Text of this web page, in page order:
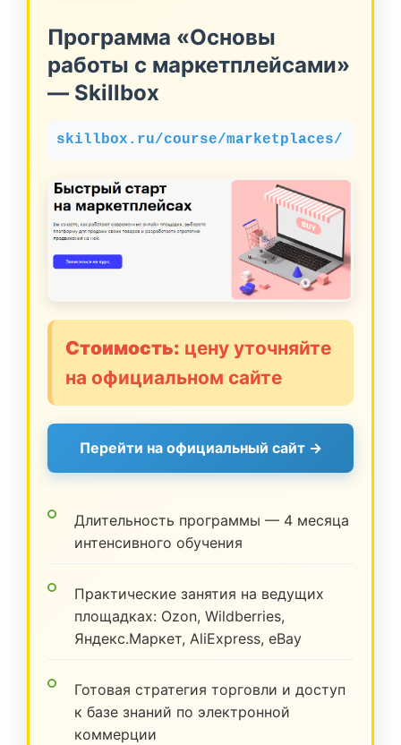
Программа «Основы
работы с маркетплейсами»
— Skillbox
skillbox.ru/course/marketplaces/
Стоимость: цену уточняйте
на официальном сайте
Перейти на официальный сайт →
Длительность программы — 4 месяца
интенсивного обучения
Практические занятия на ведущих
площадках: Ozon, Wildberries,
Яндекс.Маркет, AliExpress, eBay
Готовая стратегия торговли и доступ
к базе знаний по электронной
коммерции